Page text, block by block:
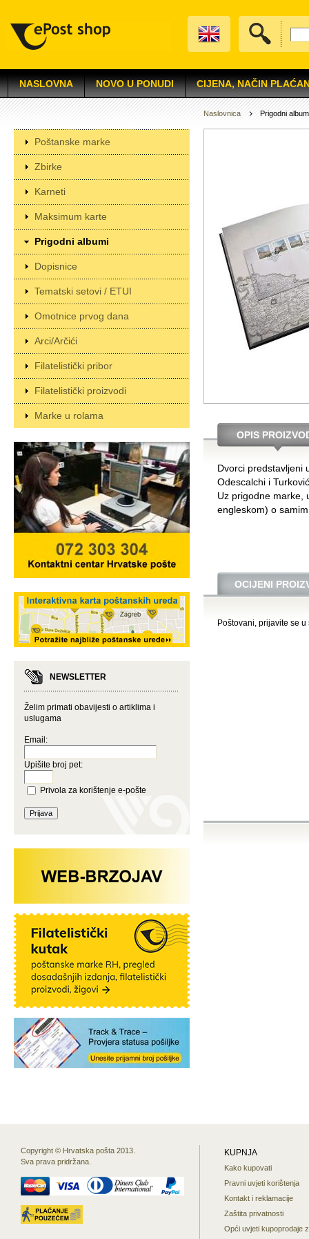
NASLOVNA NOVO U PONUDI CIJENA, NAČIN
Poštanske marke
Zbirke
Karneti
Maksimum karte
Prigodni albumi
Dopisnice
Tematski setovi / ETUI
Omotnice prvog dana
Arci/Arčići
Filatelistički pribor
Filatelistički proizvodi
Marke u rolama
NEWSLETTER
Želim primati obavijesti o artiklima i
uslugama
Email:
Upišite broj pet:
Privola za korištenje e-pošte
Naslovnica Prigodni
OPIS
Dvorci predstavljeni
Odescalchi i
Uz prigodne marke,
engleskom) o
OCIJENI
Poštovani, prijavite se
Copyright © Hrvatska pošta 2013.
Sva prava pridržana.
KUPNJA
Kako kupovati
Pravni uvjeti korištenja
Kontakt i reklamacije
Zaštita privatnosti
Opći uvjeti kupoprodaje